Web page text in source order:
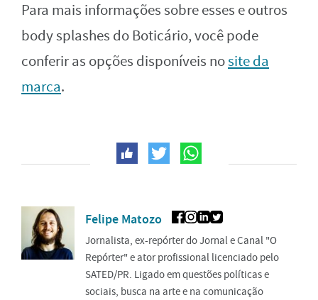
Para mais informações sobre esses e outros
body splashes do Boticário, você pode
conferir as opções disponíveis nosite da
marca.
Felipe Matozo
Jornalista, ex-repórter do Jornal e Canal "O
Repórter" e ator profissional licenciado pelo
SATED/PR. Ligado em questões políticas e
sociais, busca na arte e na comunicação